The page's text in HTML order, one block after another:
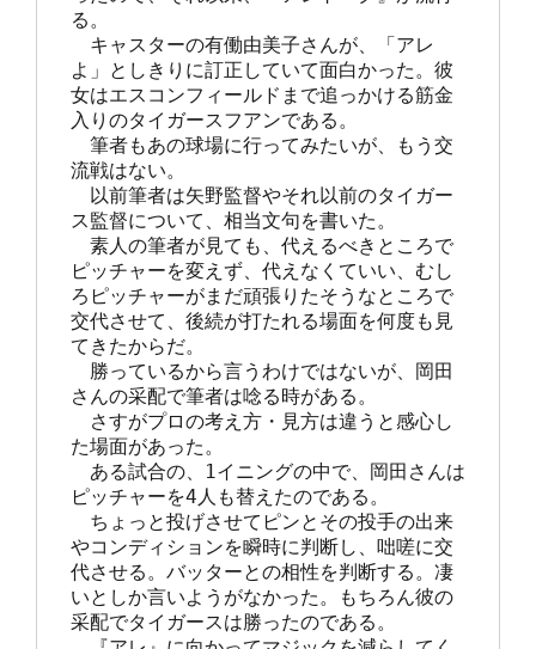
る。
キャスターの有働由美子さんが、「アレ
よ」としきりに訂正していて面白かった。彼
女はエスコンフィールドまで追っかける筋金
入りのタイガースフアンである。
筆者もあの球場に行ってみたいが、もう交
流戦はない。
以前筆者は矢野監督やそれ以前のタイガー
ス監督について、相当文句を書いた。
素人の筆者が見ても、代えるべきところで
ピッチャーを変えず、代えなくていい、むし
ろピッチャーがまだ頑張りたそうなところで
交代させて、後続が打たれる場面を何度も見
てきたからだ。
勝っているから言うわけではないが、岡田
さんの采配で筆者は唸る時がある。
さすがプロの考え方・見方は違うと感心し
た場面があった。
ある試合の、1イニングの中で、岡田さんは
ピッチャーを4人も替えたのである。
ちょっと投げさせてピンとその投手の出来
やコンディションを瞬時に判断し、咄嗟に交
代させる。バッターとの相性を判断する。凄
いとしか言いようがなかった。もちろん彼の
采配でタイガースは勝ったのである。